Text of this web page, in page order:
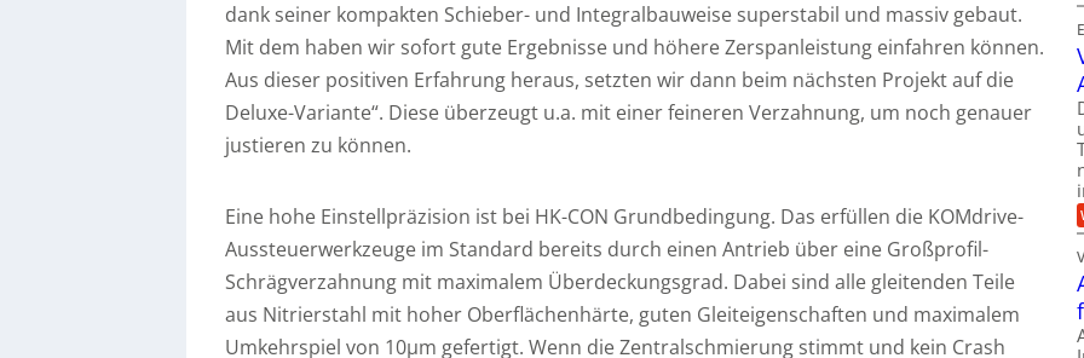
dank seiner kompakten Schieber- und Integralbauweise superstabil und massiv gebaut.
Mit dem haben wir sofort gute Ergebnisse und höhere Zerspanleistung einfahren können.
Aus dieser positiven Erfahrung heraus, setzten wir dann beim nächsten Projekt auf die
Deluxe-Variante“. Diese überzeugt u.a. mit einer feineren Verzahnung, um noch genauer
justieren zu können.
Eine hohe Einstellpräzision ist bei HK-CON Grundbedingung. Das erfüllen die KOMdrive-
Aussteuerwerkzeuge im Standard bereits durch einen Antrieb über eine Großprofil-
Schrägverzahnung mit maximalem Überdeckungsgrad. Dabei sind alle gleitenden Teile
aus Nitrierstahl mit hoher Oberflächenhärte, guten Gleiteigenschaften und maximalem
Umkehrspiel von 10µm gefertigt. Wenn die Zentralschmierung stimmt und kein Crash